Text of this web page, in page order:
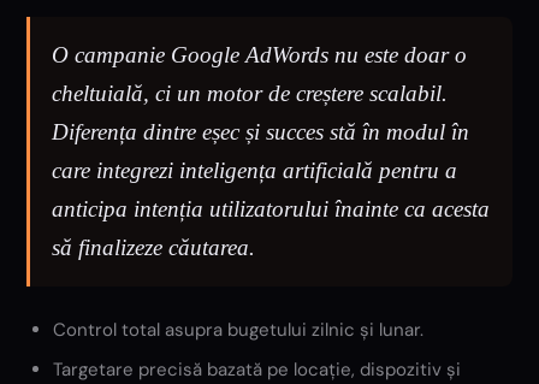
O campanie Google AdWords nu este doar o
cheltuială, ci un motor de creștere scalabil.
Diferența dintre eșec și succes stă în modul în
care integrezi inteligența artificială pentru a
anticipa intenția utilizatorului înainte ca acesta
să finalizeze căutarea.
Control total asupra bugetului zilnic și lunar.
Targetare precisă bazată pe locație, dispozitiv și